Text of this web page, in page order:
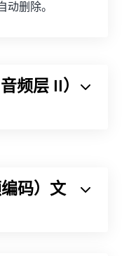
删除。
频层 II）
业广播公司中比
码）文